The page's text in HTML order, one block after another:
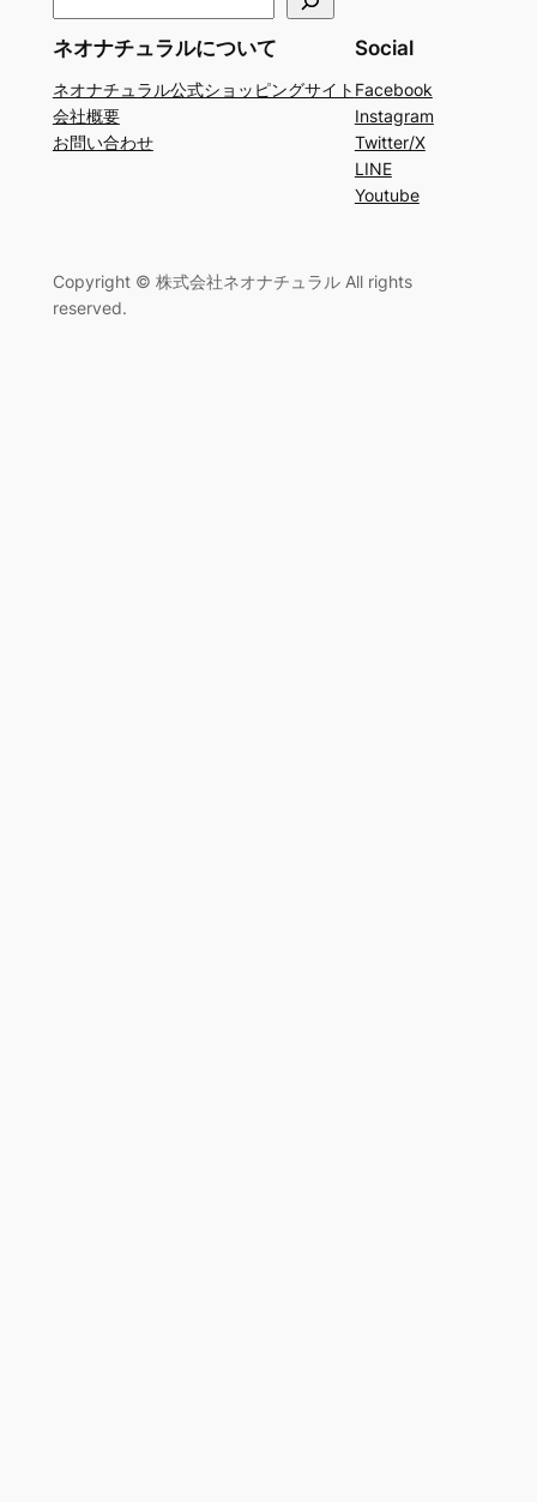
ネオナチュラルについて
ネオナチュラル公式ショッピングサイト
会社概要
お問い合わせ
Social
Facebook
Instagram
Twitter/X
LINE
Youtube
Copyright © 株式会社ネオナチュラル All rights
reserved.